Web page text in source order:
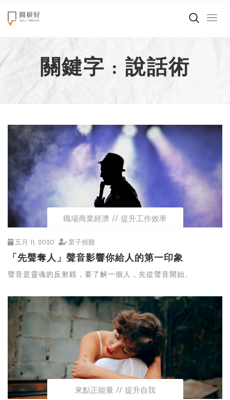
來點正能量
世界在想什麼
創造美好生活
職場商業經濟
影片專區
關於我們
關鍵字 : 說話術
職場商業經濟 提升工作效率
五月 11, 2020 栗子燒雞
「先聲奪人」聲音影響你給人的第一印象
聲音是靈魂的反射鏡，要了解一個人，先從聲音開始。
來點正能量 提升自我